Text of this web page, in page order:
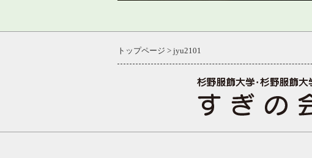
トップページ jyu2101